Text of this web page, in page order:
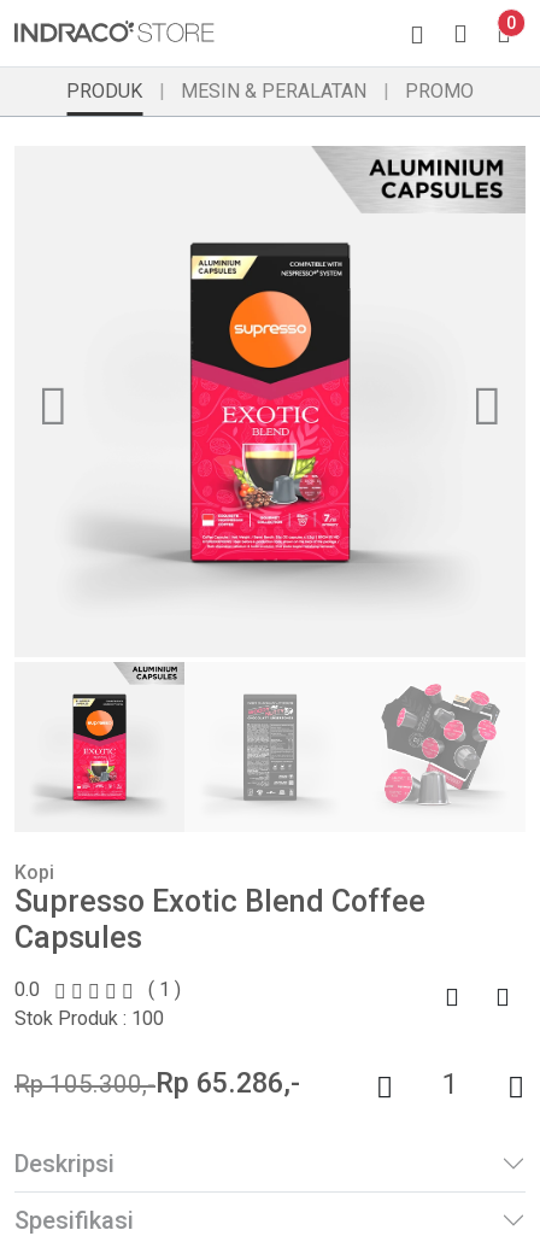
0
PRODUK MESIN & PERALATAN PROMO
Previous
Kopi
Supresso Exotic Blend Coffee
Capsules
0.0
( 1 )
Stok Produk : 100
Rp 105.300,-Rp 65.286,-
Deskripsi
Spesifikasi